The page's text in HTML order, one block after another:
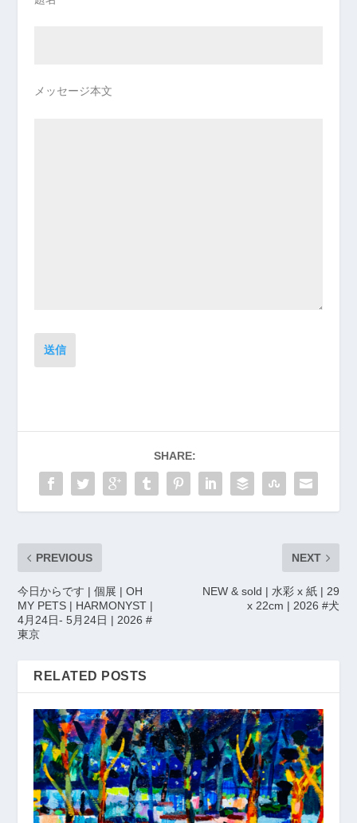
メッセージ本文
送信
SHARE:
PREVIOUS
今日からです | 個展 | OH
MY PETS | HARMONYST |
4月24日- 5月24日 | 2026 #
東京
NEXT
NEW & sold | 水彩 x 紙 | 29
x 22cm | 2026 #犬
RELATED POSTS